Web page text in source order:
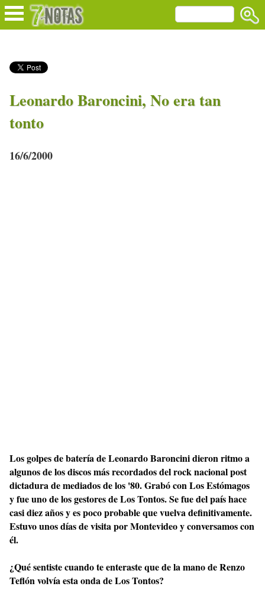
Leonardo Baroncini, No era tan
tonto
16/6/2000
Los golpes de batería de Leonardo Baroncini dieron ritmo a
algunos de los discos más recordados del rock nacional post
dictadura de mediados de los '80. Grabó con Los Estómagos
y fue uno de los gestores de Los Tontos. Se fue del país hace
casi diez años y es poco probable que vuelva definitivamente.
Estuvo unos días de visita por Montevideo y conversamos con
él.
¿Qué sentiste cuando te enteraste que de la mano de Renzo
Teflón volvía esta onda de Los Tontos?